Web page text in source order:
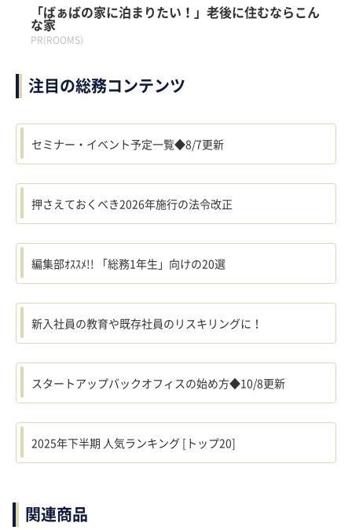
「ばぁばの家に泊まりたい！」老後に住むならこん
な家
PR(ROOMS)
注目の総務コンテンツ
セミナー・イベント予定一覧◆8/7更新
押さえておくべき2026年施行の法令改正
編集部ｵｽｽﾒ!! 「総務1年生」向けの20選
新入社員の教育や既存社員のリスキリングに！
スタートアップバックオフィスの始め方◆10/8更新
2025年下半期 人気ランキング [トップ20]
関連商品